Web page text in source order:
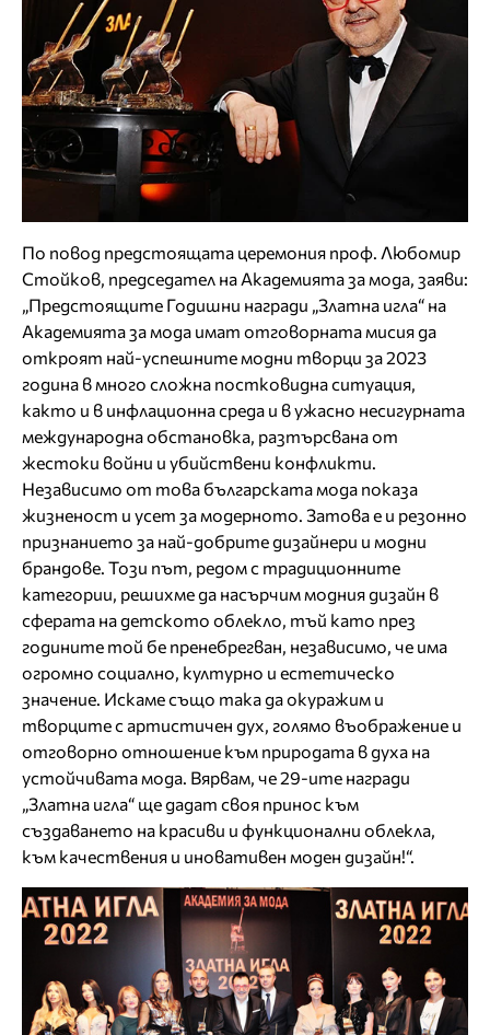
По повод предстоящата церемония проф. Любомир
Стойков, председател на Академията за мода, заяви:
„Предстоящите Годишни награди „Златна игла“ на
Академията за мода имат отговорната мисия да
откроят най-успешните модни творци за 2023
година в много сложна постковидна ситуация,
както и в инфлационна среда и в ужасно несигурната
международна обстановка, разтърсвана от
жестоки войни и убийствени конфликти.
Независимо от това българската мода показа
жизненост и усет за модерното. Затова е и резонно
признанието за най-добрите дизайнери и модни
брандове. Този път, редом с традиционните
категории, решихме да насърчим модния дизайн в
сферата на детското облекло, тъй като през
годините той бе пренебрегван, независимо, че има
огромно социално, културно и естетическо
значение. Искаме също така да окуражим и
творците с артистичен дух, голямо въображение и
отговорно отношение към природата в духа на
устойчивата мода. Вярвам, че 29-ите награди
„Златна игла“ ще дадат своя принос към
създаването на красиви и функционални облекла,
към качествения и иновативен моден дизайн!“.